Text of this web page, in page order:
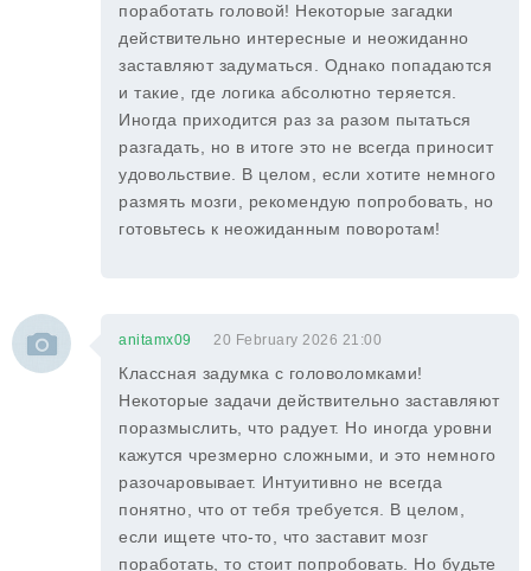
поработать головой! Некоторые загадки
действительно интересные и неожиданно
заставляют задуматься. Однако попадаются
и такие, где логика абсолютно теряется.
Иногда приходится раз за разом пытаться
разгадать, но в итоге это не всегда приносит
удовольствие. В целом, если хотите немного
размять мозги, рекомендую попробовать, но
готовьтесь к неожиданным поворотам!
anitamx09 20 February 2026 21:00
Классная задумка с головоломками!
Некоторые задачи действительно заставляют
поразмыслить, что радует. Но иногда уровни
кажутся чрезмерно сложными, и это немного
разочаровывает. Интуитивно не всегда
понятно, что от тебя требуется. В целом,
если ищете что-то, что заставит мозг
поработать, то стоит попробовать. Но будьте